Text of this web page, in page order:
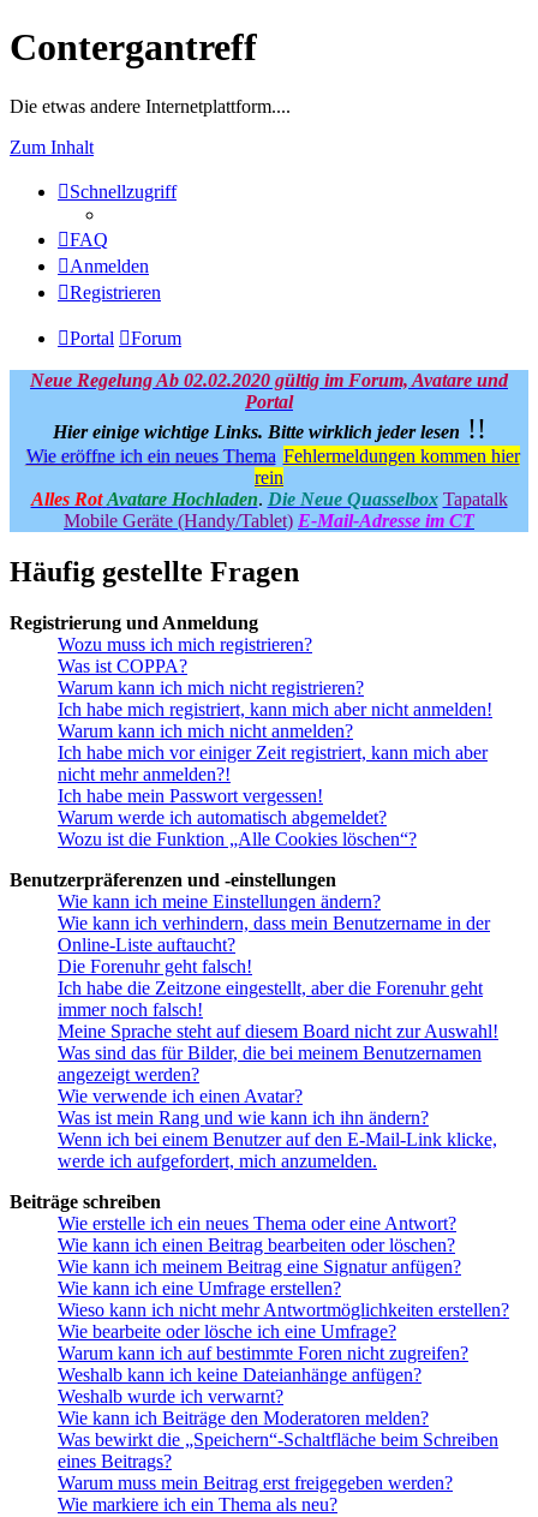
Contergantreff
Die etwas andere Internetplattform....
Zum Inhalt
Schnellzugriff
FAQ
Anmelden
Registrieren
Portal Forum
Neue Regelung Ab 02.02.2020 gültig im Forum, Avatare und
Portal
Hier einige wichtige Links. Bitte wirklich jeder lesen !!
Wie eröffne ich ein neues Thema Fehlermeldungen kommen hier
rein
Alles Rot Avatare Hochladen. Die Neue Quasselbox Tapatalk
Mobile Geräte (Handy/Tablet) E-Mail-Adresse im CT
Häufig gestellte Fragen
Registrierung und Anmeldung
Wozu muss ich mich registrieren?
Was ist COPPA?
Warum kann ich mich nicht registrieren?
Ich habe mich registriert, kann mich aber nicht anmelden!
Warum kann ich mich nicht anmelden?
Ich habe mich vor einiger Zeit registriert, kann mich aber
nicht mehr anmelden?!
Ich habe mein Passwort vergessen!
Warum werde ich automatisch abgemeldet?
Wozu ist die Funktion „Alle Cookies löschen“?
Benutzerpräferenzen und -einstellungen
Wie kann ich meine Einstellungen ändern?
Wie kann ich verhindern, dass mein Benutzername in der
Online-Liste auftaucht?
Die Forenuhr geht falsch!
Ich habe die Zeitzone eingestellt, aber die Forenuhr geht
immer noch falsch!
Meine Sprache steht auf diesem Board nicht zur Auswahl!
Was sind das für Bilder, die bei meinem Benutzernamen
angezeigt werden?
Wie verwende ich einen Avatar?
Was ist mein Rang und wie kann ich ihn ändern?
Wenn ich bei einem Benutzer auf den E-Mail-Link klicke,
werde ich aufgefordert, mich anzumelden.
Beiträge schreiben
Wie erstelle ich ein neues Thema oder eine Antwort?
Wie kann ich einen Beitrag bearbeiten oder löschen?
Wie kann ich meinem Beitrag eine Signatur anfügen?
Wie kann ich eine Umfrage erstellen?
Wieso kann ich nicht mehr Antwortmöglichkeiten erstellen?
Wie bearbeite oder lösche ich eine Umfrage?
Warum kann ich auf bestimmte Foren nicht zugreifen?
Weshalb kann ich keine Dateianhänge anfügen?
Weshalb wurde ich verwarnt?
Wie kann ich Beiträge den Moderatoren melden?
Was bewirkt die „Speichern“-Schaltfläche beim Schreiben
eines Beitrags?
Warum muss mein Beitrag erst freigegeben werden?
Wie markiere ich ein Thema als neu?